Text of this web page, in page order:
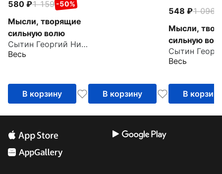
580 1 159 -50%
Мысли, творящие
сильную волю
Сытин Георгий Николаевич
Весь
В корзину В корзину
548 1 096
Мысли,
сильную
Весь
В корзину